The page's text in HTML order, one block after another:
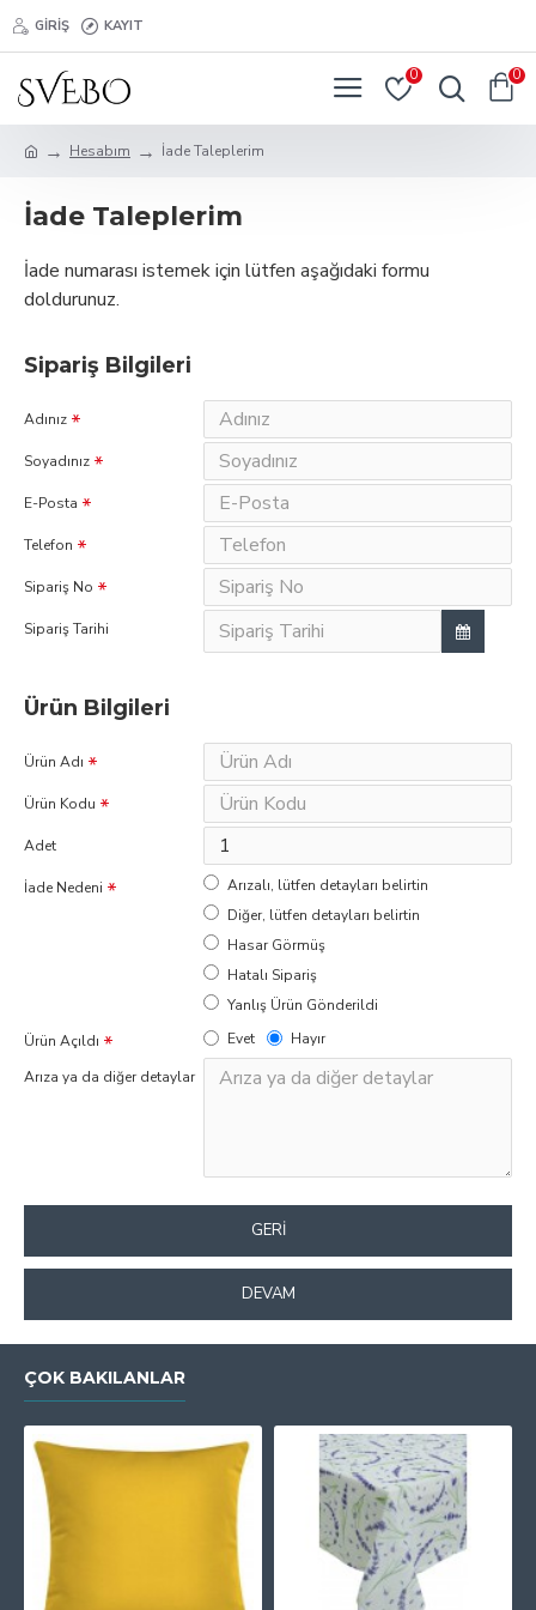
GIRIŞ KAYIT
0 0
Hesabım İade Taleplerim
İade Taleplerim
İade numarası istemek için lütfen aşağıdaki formu
doldurunuz.
Sipariş Bilgileri
Adınız
Soyadınız
E-Posta
Telefon
Sipariş No
Sipariş Tarihi
Ürün Bilgileri
Ürün Adı
Ürün Kodu
Adet
İade Nedeni
Arızalı, lütfen detayları belirtin
Diğer, lütfen detayları belirtin
Hasar Görmüş
Hatalı Sipariş
Yanlış Ürün Gönderildi
Ürün Açıldı
Evet Hayır
Arıza ya da diğer detaylar
GERI
DEVAM
ÇOK BAKILANLAR